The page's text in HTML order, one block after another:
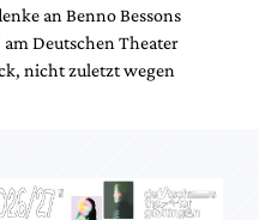
an Benno Bessons
Deutschen Theater
nicht zuletzt wegen